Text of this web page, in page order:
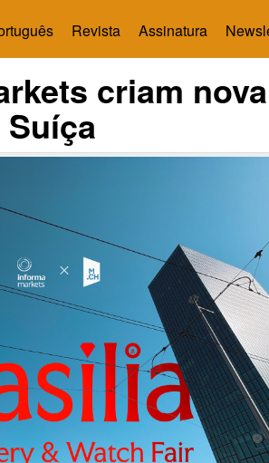
Revista Assinatura
criam